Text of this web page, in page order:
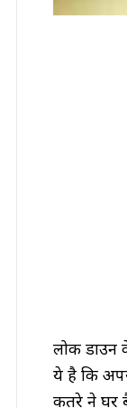
लोक डाउन
ये है कि
कतरे ने घर